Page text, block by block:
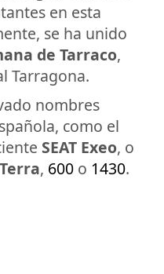
en esta
se ha unido
de Tarraco,
Tarragona.
nombres
como el
SEAT Exeo, o
, 600 o 1430.